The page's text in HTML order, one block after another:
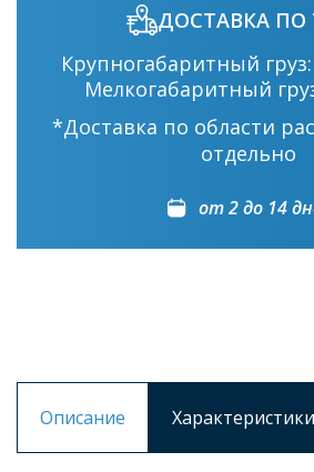
ДОСТАВКА ПО
Крупногабаритный груз:
Мелкогабаритный
*Доставка по области
отдельно
от 2 до 14
Описание Характеристики